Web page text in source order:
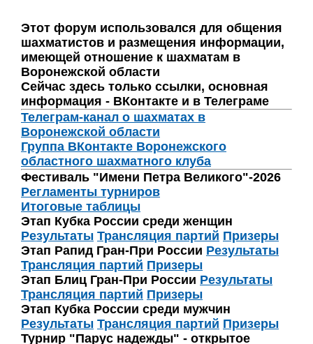
Этот форум использовался для общения
шахматистов и размещения информации,
имеющей отношение к шахматам в
Воронежской области
Сейчас здесь только ссылки, основная
информация - ВКонтакте и в Телеграме
Телеграм-канал о шахматах в
Воронежской области
Группа ВКонтакте Воронежского
областного шахматного клуба
Фестиваль "Имени Петра Великого"-2026
Регламенты турниров
Итоговые таблицы
Этап Кубка России среди женщин
Результаты Трансляция партий Призеры
Этап Рапид Гран-При России Результаты
Трансляция партий Призеры
Этап Блиц Гран-При России Результаты
Трансляция партий Призеры
Этап Кубка России среди мужчин
Результаты Трансляция партий Призеры
Турнир "Парус надежды" - открытое